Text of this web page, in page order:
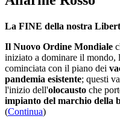
La FINE della nostra
Il Nuovo Ordine Mondiale
iniziato a dominare il mondo,
cominciata con il piano dei
pandemia esistente; questi
l'inizio dell'olocausto che
impianto del marchio della
(Continua)